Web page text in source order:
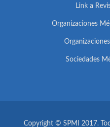
Link a
Organizaciones
Sociedades
Copyright © SPMI 2017.